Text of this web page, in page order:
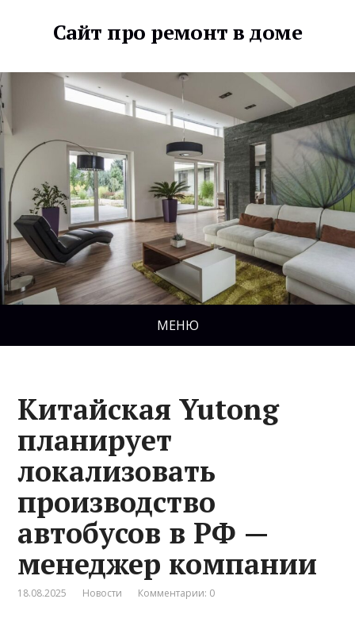
Сайт про ремонт в доме
МЕНЮ
Китайская Yutong
планирует
локализовать
производство
автобусов в РФ —
менеджер компании
18.08.2025 Новости Комментарии: 0